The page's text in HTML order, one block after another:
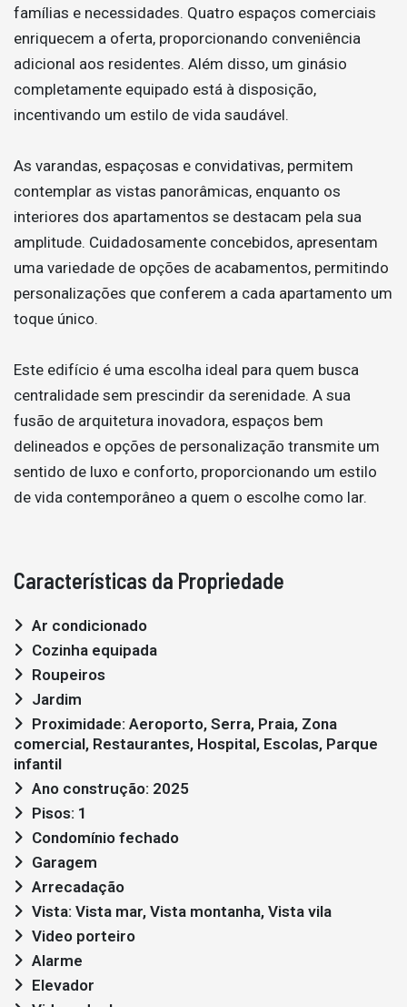
famílias e necessidades. Quatro espaços comerciais
enriquecem a oferta, proporcionando conveniência
adicional aos residentes. Além disso, um ginásio
completamente equipado está à disposição,
incentivando um estilo de vida saudável.
As varandas, espaçosas e convidativas, permitem
contemplar as vistas panorâmicas, enquanto os
interiores dos apartamentos se destacam pela sua
amplitude. Cuidadosamente concebidos, apresentam
uma variedade de opções de acabamentos, permitindo
personalizações que conferem a cada apartamento um
toque único.
Este edifício é uma escolha ideal para quem busca
centralidade sem prescindir da serenidade. A sua
fusão de arquitetura inovadora, espaços bem
delineados e opções de personalização transmite um
sentido de luxo e conforto, proporcionando um estilo
de vida contemporâneo a quem o escolhe como lar.
Características da Propriedade
Ar condicionado
Cozinha equipada
Roupeiros
Jardim
comercial, Restaurantes, Hospital, Escolas, Parque
infantil
Ano construção: 2025
Pisos: 1
Condomínio fechado
Garagem
Arrecadação
Vista: Vista mar, Vista montanha, Vista vila
Video porteiro
Alarme
Elevador